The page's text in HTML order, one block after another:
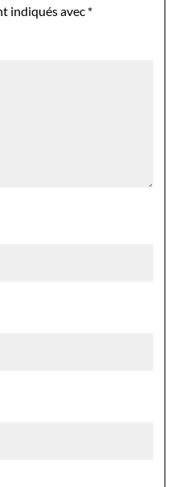
indiqués avec *